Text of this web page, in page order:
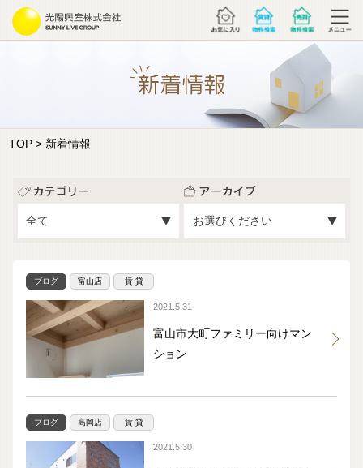
TOP> 新着情報
ブログ 富山店 賃 貸
2021.5.31
富山市大町ファミリー向けマン
ション
ブログ 高岡店 賃 貸
2021.5.30